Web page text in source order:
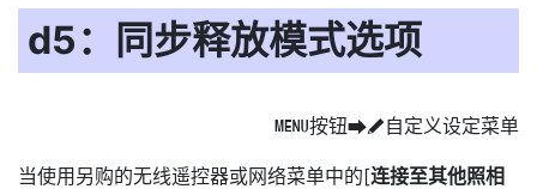
d5：同步释放模式选项
G按钮UA自定义设定菜单
当使用另购的无线遥控器或网络菜单中的[连接至其他照相